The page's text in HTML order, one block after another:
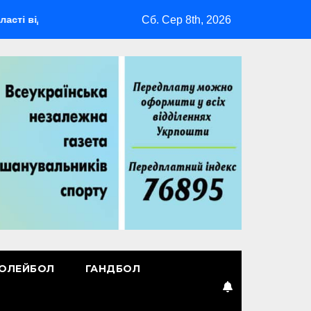
мультиспортивний табір ГАРТ 2026 – як долучитися
Сб. Сер 8th, 2026
ГАНДБОЛ